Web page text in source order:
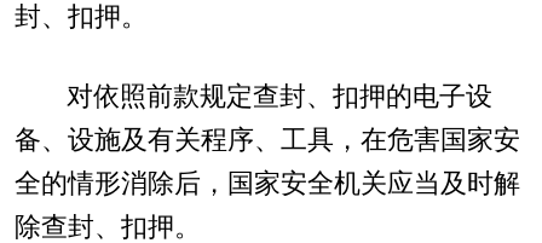
封、扣押。
对依照前款规定查封、扣押的电子设
备、设施及有关程序、工具，在危害国家安
全的情形消除后，国家安全机关应当及时解
除查封、扣押。